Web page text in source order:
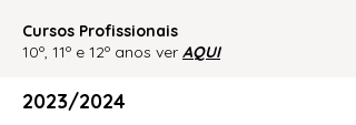
Cursos Profissionais
10º, 11º e 12º anos ver AQUI
2023/2024